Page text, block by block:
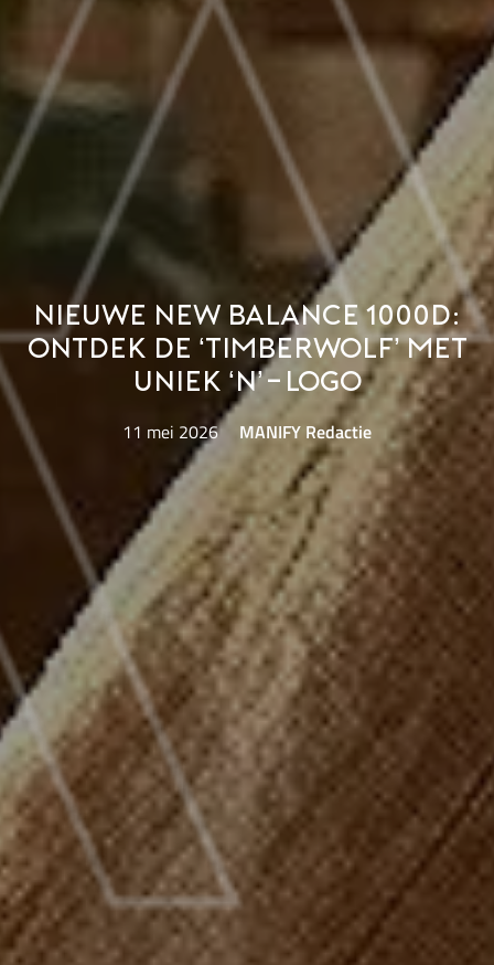
Nieuwe New Balance 1000D:
Ontdek de ‘Timberwolf’ met
uniek ‘N’-logo
11 mei 2026 MANIFY Redactie